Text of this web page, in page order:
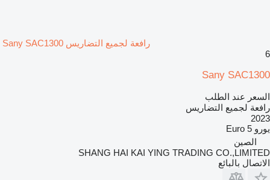
رافعة لجميع التضاريس Sany SAC1300
6
Sany SAC1300
السعر عند الطلب
رافعة لجميع التضاريس
2023
يورو Euro 5
الصين
SHANG HAI KAI YING TRADING CO.,LIMITED
الاتصال بالبائع